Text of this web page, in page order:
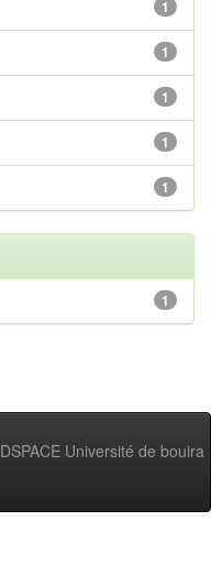
1
1
1
1
1
1
DSPACE Université de bouira